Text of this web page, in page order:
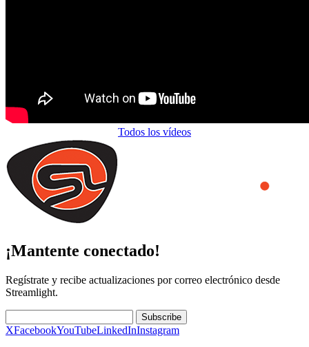
Todos los vídeos
¡Mantente conectado!
Regístrate y recibe actualizaciones por correo electrónico desde
Streamlight.
Subscribe
XFacebookYouTubeLinkedInInstagram